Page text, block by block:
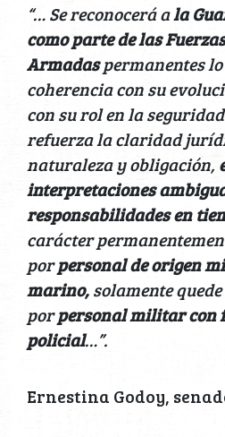
“… Se reconocerá ala
como parte de las Fuerzas
Armadaspermanentes
coherencia con su
con su rol en la
refuerza la claridad
naturaleza y obligación,
interpretaciones
responsabilidades en
carácter
porpersonal de origen
marino,solamente quede
porpersonalmilitar con
policial…”.
Ernestina Godoy,